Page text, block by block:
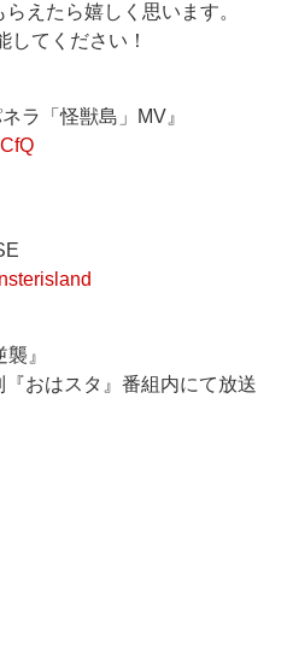
えたら嬉しく思います。
してください！
ラ「怪獣島」MV』
』
おはスタ』番組内にて放送